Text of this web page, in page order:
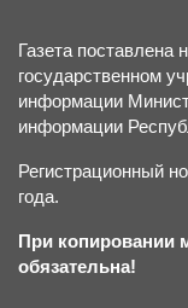
Газета поставлена
государственном
информации
информации
Регистрационный
года.
При копировании
обязательна!